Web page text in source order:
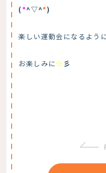
(*^▽^*)
楽しい運動会になるよう
お楽しみに☆ 彡